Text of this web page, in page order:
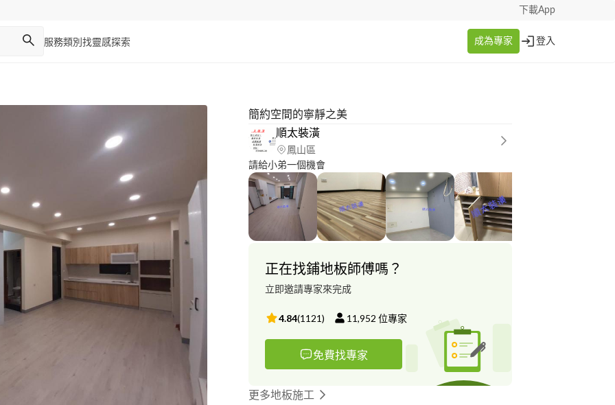
下載App
服務類別 找靈感探索 成為專家 登入
簡約空間的寧靜之美
順太裝潢
鳳山區
請給小弟一個機會
正在找鋪地板師傅嗎？
立即邀請專家來完成
4.84(1121) 11,952 位專家
免費找專家
更多地板施工